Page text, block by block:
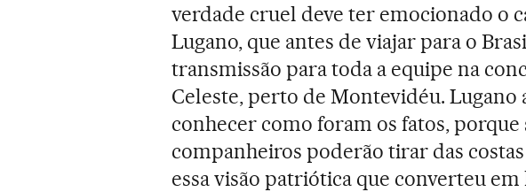
verdade cruel deve ter emocionado o
Lugano, que antes de viajar para o
transmissão para toda a equipe na
Celeste, perto de Montevidéu. Lugano
conhecer como foram os fatos, porque
companheiros poderão tirar das
essa visão patriótica que converteu em